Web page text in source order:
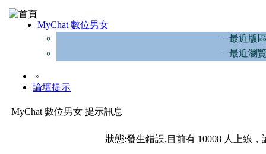
MyChat 數位男女
－最近版
－最近瀏
»
論壇提示
MyChat 數位男女 提示訊息
狀態:發生錯誤,目前有 10008 人上線